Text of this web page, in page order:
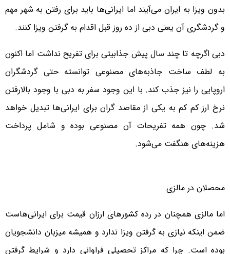
بدون ویزا به ایران می‌آیند اما ایرانی‌ها باید برای رفتن به شهر مهم
و گردشگری آن یعنی دبی از ده روز قبل اقدام به گرفتن ویزا کنند.
دبی اگرچه تا چند سال پیش جذابیتی برای تفریح نداشت اما اکنون
به لطف ساخت جاذبه‌های مصنوعی توانسته حتی گردشگران
اروپایی را نیز جذب کند. با این وجود سفر به دبی با وجود بالارفتن
نرخ ارز کم کم به یکی از مقاصد گران برای ایرانی‌ها تبدیل خواهد
شد. چون همه تفریحات آن مصنوعی بوده و شامل پرداخت
هزینه‌های هنگفت می‌شود.
محصلان در مالزی
اما مالزی همچنان در رده کشورهای ارزان قیمت برای ایرانی‌هاست
ضمن اینکه نیازی به گرفتن ویزا ندارد و همیشه میزبان دانشجویان
بوده است. چرا که مراکز تحصیلی فراوانی دارد و شرایط گرفتن